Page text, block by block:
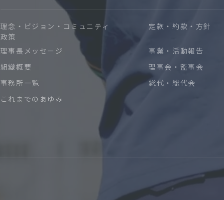
理念・ビジョン・コミュニティ
政策
定款・約款・方針
理事長メッセージ
事業・活動報告
組織概要
理事会・監事会
事務所一覧
総代・総代会
これまでのあゆみ